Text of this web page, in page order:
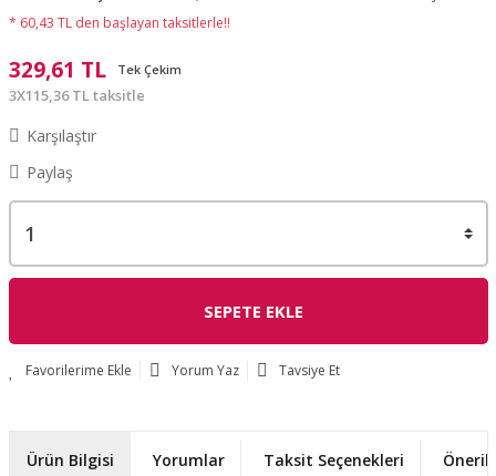
* 60,43 TL den başlayan taksitlerle!!
329,61 TL Tek Çekim
3X115,36 TL taksitle
Karşılaştır
Paylaş
SEPETE EKLE
Yorum Yaz Tavsiye Et
Ürün Bilgisi Yorumlar Taksit Seçenekleri